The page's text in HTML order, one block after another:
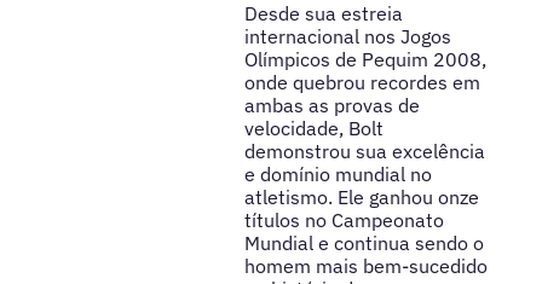
Desde sua estreia
internacional nos Jogos
Olímpicos de Pequim 2008,
onde quebrou recordes em
ambas as provas de
velocidade, Bolt
demonstrou sua excelência
e domínio mundial no
atletismo. Ele ganhou onze
títulos no Campeonato
Mundial e continua sendo o
homem mais bem-sucedido